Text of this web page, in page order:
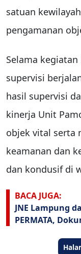
satuan
pengamanan
Selama
supervisi
hasil supervisi
kinerja Unit
objek vital serta
keamanan dan
dan kondusif di
BACA JUGA:
JNE Lampung
PERMATA,